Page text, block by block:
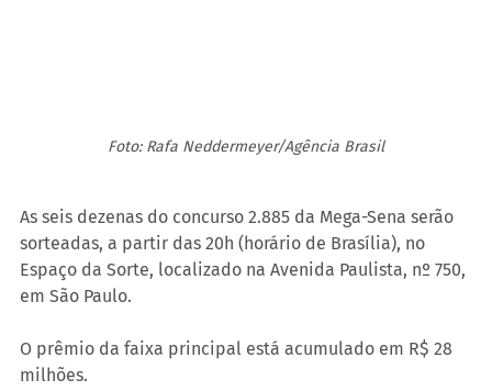
Foto: Rafa Neddermeyer/Agência Brasil
As seis dezenas do concurso 2.885 da Mega-Sena serão
sorteadas, a partir das 20h (horário de Brasília), no
Espaço da Sorte, localizado na Avenida Paulista, nº 750,
em São Paulo.
O prêmio da faixa principal está acumulado em R$ 28
milhões.